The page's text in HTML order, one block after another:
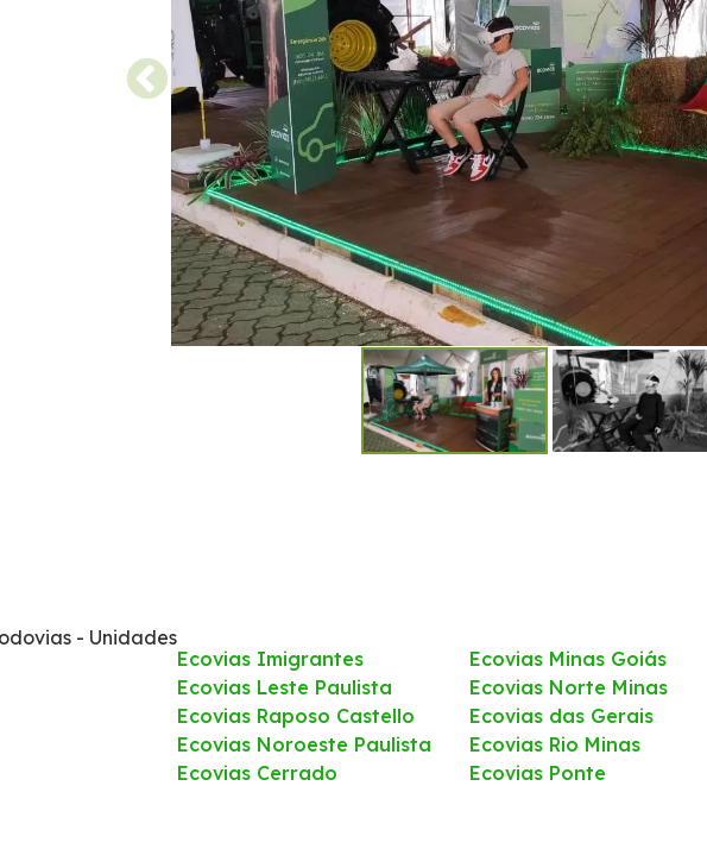
Ecovias Imigrantes
Ecovias Leste Paulista
Ecovias Raposo Castello
Ecovias Noroeste Paulista
Ecovias Cerrado
Ecovias Minas Goiás
Ecovias Norte Minas
Ecovias das Gerais
Ecovias Rio Minas
Ecovias Ponte